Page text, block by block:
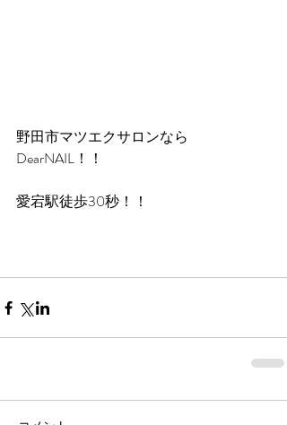
野田市マツエクサロンなら
DearNAIL！！
愛宕駅徒歩30秒！！